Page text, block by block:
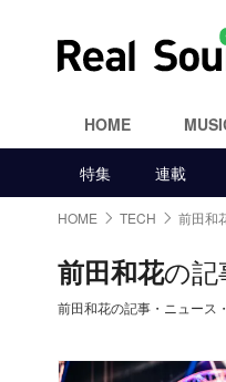
HOME
特集 連載
HOME TECH 前田和
前田和花の記
前田和花の記事・ニュース